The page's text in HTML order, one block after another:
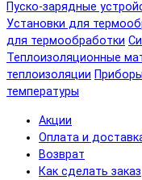
Пуско-зарядные
Установки для
для термообработки
Теплоизоляционные
теплоизоляции
температуры
Акции
Оплата и
Возврат
Как сделать заказ